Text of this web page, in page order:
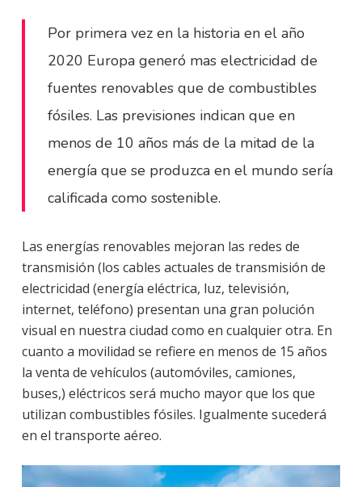
Por primera vez en la historia en el año
2020 Europa generó mas electricidad de
fuentes renovables que de combustibles
fósiles. Las previsiones indican que en
menos de 10 años más de la mitad de la
energía que se produzca en el mundo sería
calificada como sostenible.
Las energías renovables mejoran las redes de
transmisión (los cables actuales de transmisión de
electricidad (energía eléctrica, luz, televisión,
internet, teléfono) presentan una gran polución
visual en nuestra ciudad como en cualquier otra. En
cuanto a movilidad se refiere en menos de 15 años
la venta de vehículos (automóviles, camiones,
buses,) eléctricos será mucho mayor que los que
utilizan combustibles fósiles. Igualmente sucederá
en el transporte aéreo.